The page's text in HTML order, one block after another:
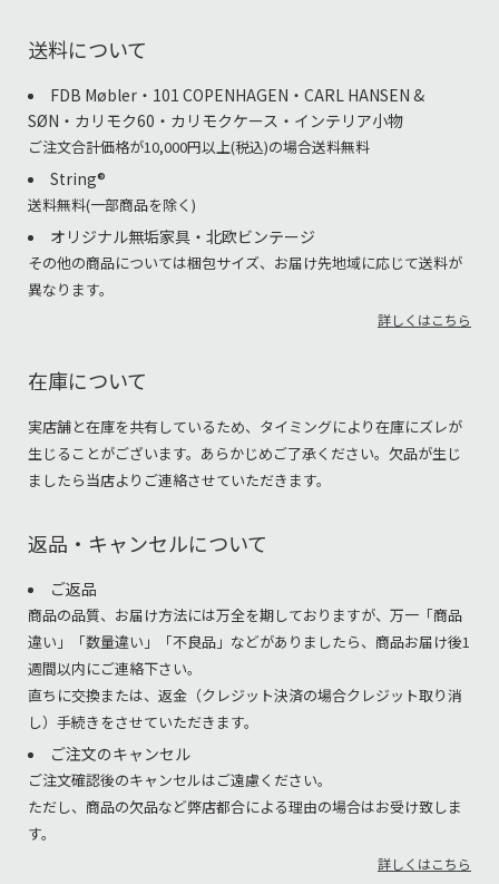
送料について
FDB Møbler・101 COPENHAGEN・CARL HANSEN &
SØN・カリモク60・カリモクケース・インテリア小物
ご注文合計価格が10,000円以上(税込)の場合送料無料
String®︎
送料無料(一部商品を除く)
オリジナル無垢家具・北欧ビンテージ
その他の商品については梱包サイズ、お届け先地域に応じて送料が
異なります。
詳しくはこちら
在庫について
実店舗と在庫を共有しているため、タイミングにより在庫にズレが
生じることがございます。あらかじめご了承ください。欠品が生じ
ましたら当店よりご連絡させていただきます。
返品・キャンセルについて
ご返品
商品の品質、お届け方法には万全を期しておりますが、万一「商品
違い」「数量違い」「不良品」などがありましたら、商品お届け後1
週間以内にご連絡下さい。
直ちに交換または、返金（クレジット決済の場合クレジット取り消
し）手続きをさせていただきます。
ご注文のキャンセル
ご注文確認後のキャンセルはご遠慮ください。
ただし、商品の欠品など弊店都合による理由の場合はお受け致しま
す。
詳しくはこちら